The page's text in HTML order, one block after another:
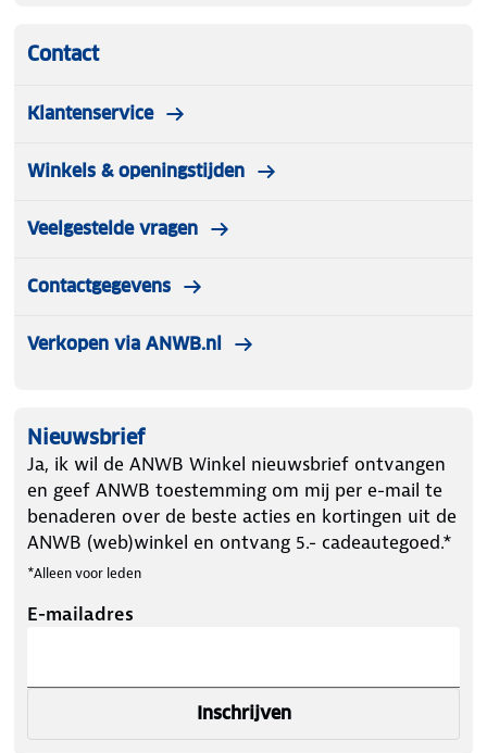
Contact
Klantenservice
Winkels & openingstijden
Veelgestelde vragen
Contactgegevens
Verkopen via ANWB.nl
Nieuwsbrief
Ja, ik wil de ANWB Winkel nieuwsbrief ontvangen
en geef ANWB toestemming om mij per e-mail te
benaderen over de beste acties en kortingen uit de
ANWB (web)winkel en ontvang 5.- cadeautegoed.*
*Alleen voor leden
E-mailadres
Inschrijven